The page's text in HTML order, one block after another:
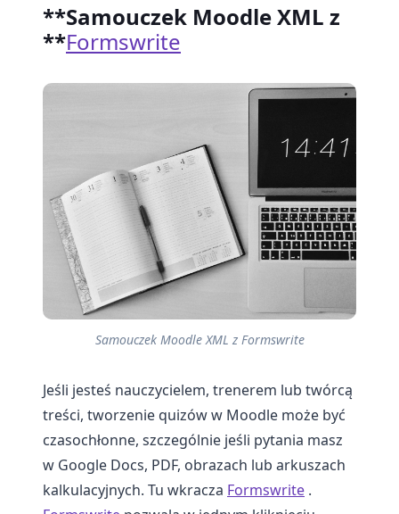
**Samouczek Moodle XML z
**Formswrite
Samouczek Moodle XML z Formswrite
Jeśli jesteś nauczycielem, trenerem lub twórcą
treści, tworzenie quizów w Moodle może być
czasochłonne, szczególnie jeśli pytania masz
w Google Docs, PDF, obrazach lub arkuszach
kalkulacyjnych. Tu wkracza Formswrite .